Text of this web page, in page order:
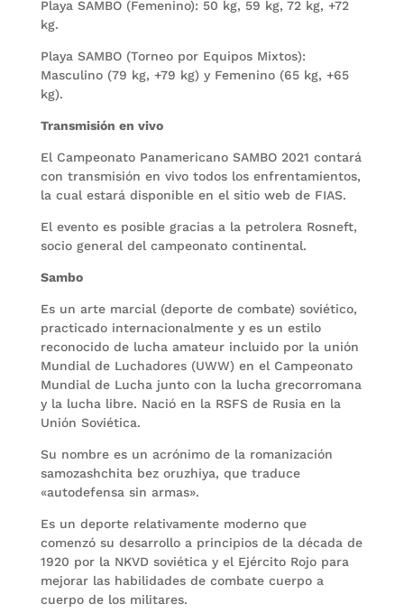
Playa SAMBO (Femenino): 50 kg, 59 kg, 72 kg, +72
kg.
Playa SAMBO (Torneo por Equipos Mixtos):
Masculino (79 kg, +79 kg) y Femenino (65 kg, +65
kg).
Transmisión en vivo
El Campeonato Panamericano SAMBO 2021 contará
con transmisión en vivo todos los enfrentamientos,
la cual estará disponible en el sitio web de FIAS.
El evento es posible gracias a la petrolera Rosneft,
socio general del campeonato continental.
Sambo
Es un arte marcial (deporte de combate) soviético,
practicado internacionalmente y es un estilo
reconocido de lucha amateur incluido por la unión
Mundial de Luchadores (UWW) en el Campeonato
Mundial de Lucha junto con la lucha grecorromana
y la lucha libre. Nació en la RSFS de Rusia en la
Unión Soviética.
Su nombre es un acrónimo de la romanización
samozashchita bez oruzhiya, que traduce
«autodefensa sin armas».
Es un deporte relativamente moderno que
comenzó su desarrollo a principios de la década de
1920 por la NKVD soviética y el Ejército Rojo para
mejorar las habilidades de combate cuerpo a
cuerpo de los militares.